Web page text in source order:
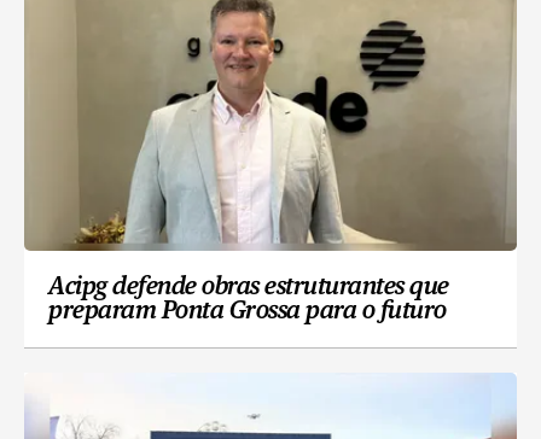
Acipg defende obras estruturantes que
preparam Ponta Grossa para o futuro